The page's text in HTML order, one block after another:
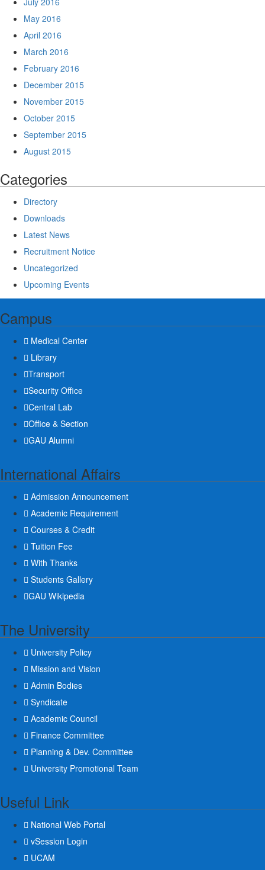
May 2016
April 2016
March 2016
February 2016
December 2015
November 2015
October 2015
September 2015
August 2015
Categories
Directory
Downloads
Latest News
Recruitment Notice
Uncategorized
Upcoming Events
Campus
Medical Center
Library
Transport
Security Office
Central Lab
Office & Section
GAU Alumni
International Affairs
Admission Announcement
Academic Requirement
Courses & Credit
Tuition Fee
With Thanks
Students Gallery
GAU Wikipedia
The University
University Policy
Mission and Vision
Admin Bodies
Syndicate
Academic Council
Finance Committee
Planning & Dev. Committee
University Promotional Team
Useful Link
National Web Portal
vSession Login
UCAM